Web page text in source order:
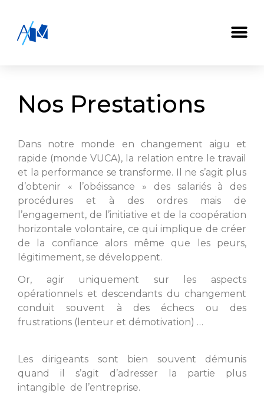
Nos Prestations
Dans notre monde en changement aigu et
rapide (monde VUCA), la relation entre le travail
et la performance se transforme. Il ne s’agit plus
d’obtenir « l’obéissance » des salariés à des
procédures et à des ordres mais de
l’engagement, de l’initiative et de la coopération
horizontale volontaire, ce qui implique de créer
de la confiance alors même que les peurs,
légitimement, se développent.
Or, agir uniquement sur les aspects
opérationnels et descendants du changement
conduit souvent à des échecs ou des
frustrations (lenteur et démotivation) …
Les dirigeants sont bien souvent démunis
quand il s’agit d’adresser la partie plus
intangible de l’entreprise.